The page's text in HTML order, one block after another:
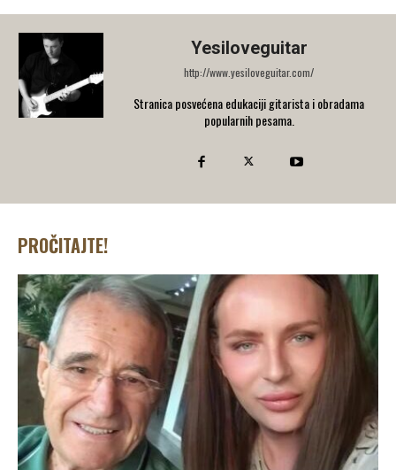
Yesiloveguitar
http://www.yesiloveguitar.com/
Stranica posvećena edukaciji gitarista i obradama
popularnih pesama.
PROČITAJTE!